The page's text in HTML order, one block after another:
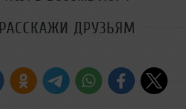
РАССКАЖИ ДРУЗЬЯМ